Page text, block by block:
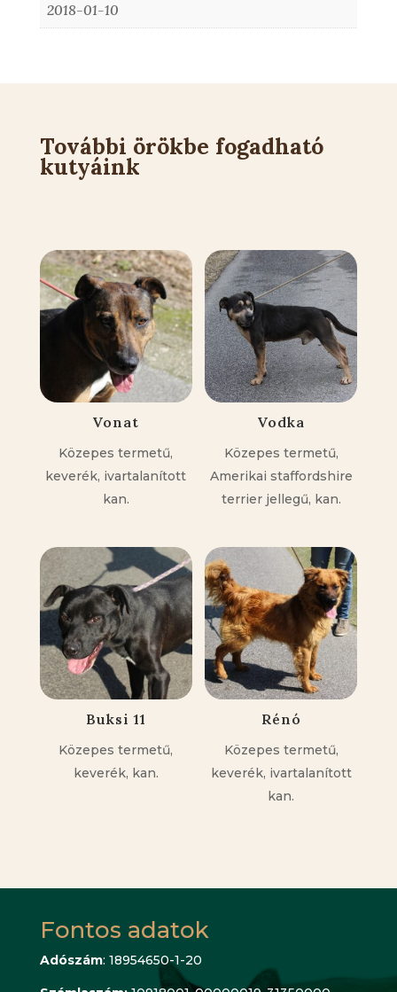
2018-01-10
További örökbe fogadható
kutyáink
Vonat
Közepes termetű,
keverék, ivartalanított
kan.
Vodka
Közepes termetű,
Amerikai staffordshire
terrier jellegű, kan.
Buksi 11
Közepes termetű,
keverék, kan.
Rénó
Közepes termetű,
keverék, ivartalanított
kan.
Fontos adatok
Adószám: 18954650-1-20